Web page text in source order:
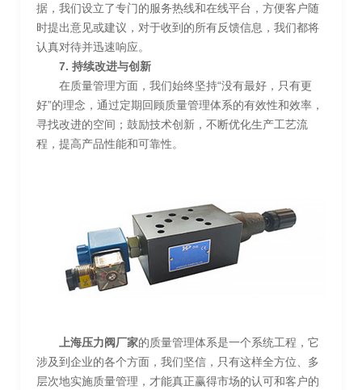
据，我们设立了专门的服务热线和在线平台，方便客户随
时提出意见或建议，对于收到的所有反馈信息，我们都将
认真对待并迅速响应。
7. 持续改进与创新
在质量管理方面，我们始终坚持“没有最好，只有更
好”的理念，通过定期回顾质量管理体系的有效性和效率，
寻找改进的空间；鼓励技术创新，不断优化生产工艺流
程，提高产品性能和可靠性。
上海压力阀厂家的质量管理体系是一个系统工程，它
涉及到企业的各个方面，我们坚信，只有这样全方位、多
层次地实施质量管理，才能真正赢得市场的认可和客户的